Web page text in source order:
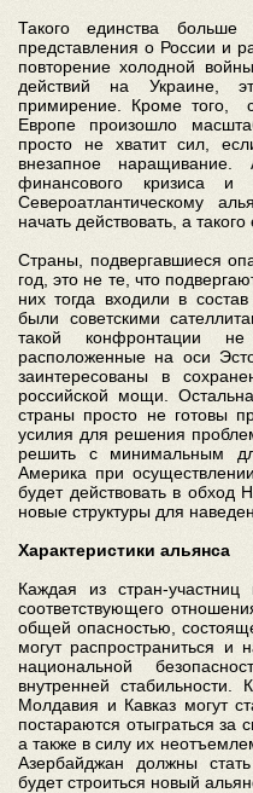
Такого единства
представления о России и
повторение холодной
действий на Украине,
примирение. Кроме того,
Европе произошло
просто не хватит сил,
внезапное
финансового кризиса и
Североатлантическому
начать действовать, а
Страны, подвергавшиеся
год, это не те, что
них тогда входили в
были советскими
такой конфронтации не
расположенные на оси
заинтересованы в
российской мощи.
страны просто не готовы
усилия для решения
решить с минимальным
Америка при
будет действовать в обход
новые структуры для
Характеристики альянса
Каждая из стран-
соответствующего
общей опасностью,
могут распространиться и
национальной
внутренней
Молдавия и Кавказ могут
постараются отыграться за
а также в силу их
Азербайджан должны
будет строиться новый